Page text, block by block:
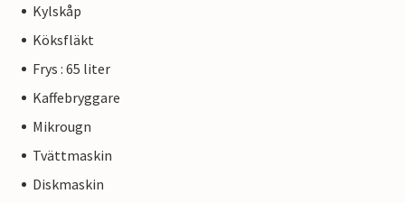
Kylskåp
Köksfläkt
Frys : 65 liter
Kaffebryggare
Mikrougn
Tvättmaskin
Diskmaskin